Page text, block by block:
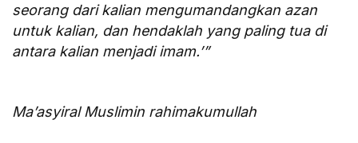
seorang dari kalian mengumandangkan azan
untuk kalian, dan hendaklah yang paling tua di
antara kalian menjadi imam.’”
Ma’asyiral Muslimin rahimakumullah